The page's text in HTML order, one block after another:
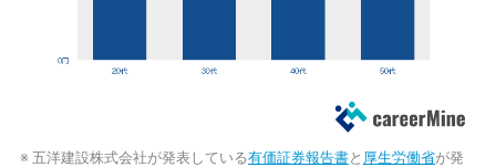
※ 五洋建設株式会社が発表している有価証券報告書と 厚生労働省が発